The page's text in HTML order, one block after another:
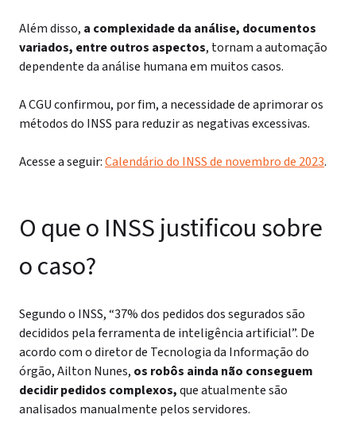
Além disso, a complexidade da análise, documentos
variados, entre outros aspectos, tornam a automação
dependente da análise humana em muitos casos.
A CGU confirmou, por fim, a necessidade de aprimorar os
métodos do INSS para reduzir as negativas excessivas.
Acesse a seguir:Calendário do INSS de novembro de 2023.
O que o INSS justificou sobre
o caso?
Segundo o INSS, “37% dos pedidos dos segurados são
decididos pela ferramenta de inteligência artificial”. De
acordo com o diretor de Tecnologia da Informação do
órgão, Ailton Nunes, os robôs ainda não conseguem
decidir pedidos complexos,que atualmente são
analisados manualmente pelos servidores.